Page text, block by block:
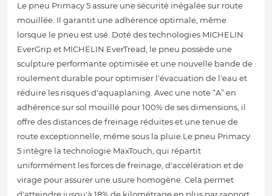
Le pneu Primacy 5 assure une sécurité inégalée sur route
mouillée. Il garantit une adhérence optimale, même
lorsque le pneu est usé. Doté des technologies MICHELIN
EverGrip et MICHELIN EverTread, le pneu possède une
sculpture performante optimisée et une nouvelle bande de
roulement durable pour optimiser l'évacuation de l'eau et
réduire les risques d'aquaplaning. Avec une note “A” en
adhérence sur sol mouillé pour 100% de ses dimensions, il
offre des distances de freinage réduites et une tenue de
route exceptionnelle, même sous la pluie.Le pneu Primacy
5 intègre la technologie MaxTouch, qui répartit
uniformément les forces de freinage, d'accélération et de
virage pour assurer une usure homogène. Cela permet